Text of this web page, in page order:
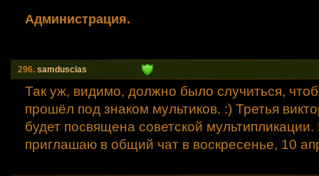
Администрация.
296. samduscias
Так уж, видимо, должно было случиться,
прошёл под знаком мультиков. :) Третья
будет посвящена советской мультипликации.
приглашаю в общий чат в воскресенье, 10